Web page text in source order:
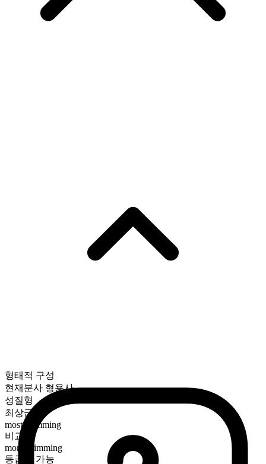
형태적 구성
현재분사 형용사
성질형
최상급
most brimming
비교급
more brimming
등급화 가능